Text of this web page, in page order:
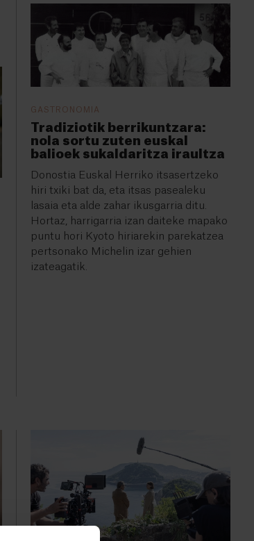
GASTRONOMIA
Tradiziotik berrikuntzara:
nola sortu zuten euskal
balioek sukaldaritza iraultza
Donostia Euskal Herriko itsasertzeko
hiri txiki bat da, eta itsas pasealeku
lasaia eta alde zahar ikusgarria ditu.
Hortaz, harrigarria izan daiteke mapako
puntu hori Kyoto hiriarekin parekatzea
pertsonako Michelin izar gehien
izateagatik.